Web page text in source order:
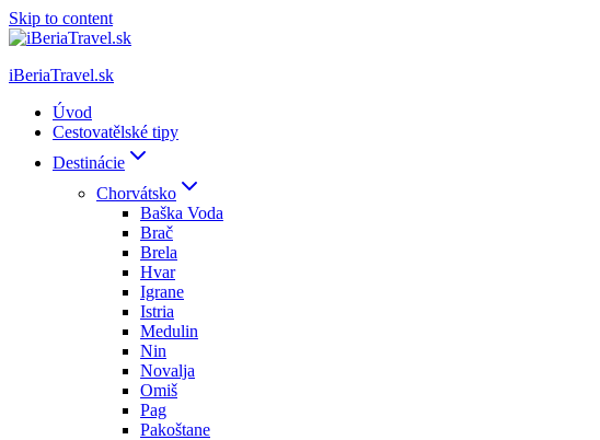
Skip to content
iBeriaTravel.sk
Úvod
Cestovatělské tipy
Destinácie
Chorvátsko
Baška Voda
Brač
Brela
Hvar
Igrane
Istria
Medulin
Nin
Novalja
Omiš
Pag
Pakoštane